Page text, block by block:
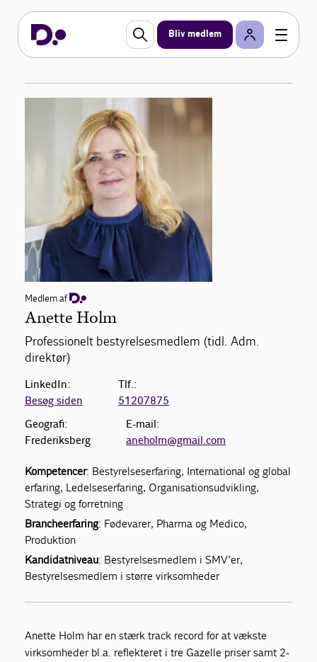
Bliv medlem
Medlem af
Anette Holm
Professionelt bestyrelsesmedlem (tidl. Adm.
direktør)
LinkedIn:
Besøg siden
Tlf.:
51207875
Geografi:
Frederiksberg
E-mail:
aneholm@gmail.com
Kompetencer: Bestyrelseserfaring, International og global
erfaring, Ledelseserfaring, Organisationsudvikling,
Strategi og forretning
Brancheerfaring: Fødevarer, Pharma og Medico,
Produktion
Kandidatniveau: Bestyrelsesmedlem i SMV’er,
Bestyrelsesmedlem i større virksomheder
Anette Holm har en stærk track record for at vækste
virksomheder bl.a. reflekteret i tre Gazelle priser samt 2-